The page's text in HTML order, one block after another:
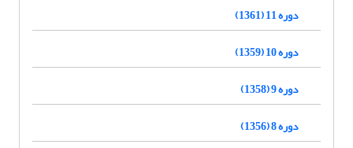
دوره 11 (1361)
دوره 10 (1359)
دوره 9 (1358)
دوره 8 (1356)